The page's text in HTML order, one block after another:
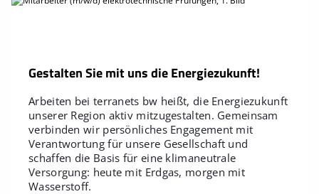
Gestalten Sie mit uns die Energiezukunft!
Arbeiten bei terranets bw heißt, die Energiezukunft
unserer Region aktiv mitzugestalten. Gemeinsam
verbinden wir persönliches Engagement mit
Verantwortung für unsere Gesellschaft und
schaffen die Basis für eine klimaneutrale
Versorgung: heute mit Erdgas, morgen mit
Wasserstoff.